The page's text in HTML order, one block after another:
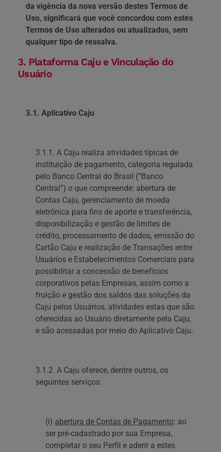
da vigência da nova versão destes Termos de
Uso, significará que você concordou com estes
Termos de Uso alterados ou atualizados, sem
qualquer tipo de ressalva.
3. Plataforma Caju e Vinculação do
Usuário
3.1. Aplicativo Caju
3.1.1. A Caju realiza atividades típicas de
instituição de pagamento, categoria regulada
pelo Banco Central do Brasil (“Banco
Central”) o que compreende: abertura de
Contas Caju, gerenciamento de moeda
eletrônica para fins de aporte e transferência,
disponibilização e gestão de limites de
crédito, processamento de dados, emissão do
Cartão Caju e realização de Transações entre
Usuários e Estabelecimentos Comerciais para
possibilitar a concessão de benefícios
corporativos pelas Empresas, assim como a
fruição e gestão dos saldos das soluções da
Caju pelos Usuários, atividades estas que são
oferecidas ao Usuário diretamente pela Caju,
e são acessadas por meio do Aplicativo Caju.‍
3.1.2. A Caju oferece, dentre outros, os
seguintes serviços:
(i) abertura de Contas de Pagamento: ao
ser pré-cadastrado por sua Empresa,
completar o seu Perfil e aderir a estes